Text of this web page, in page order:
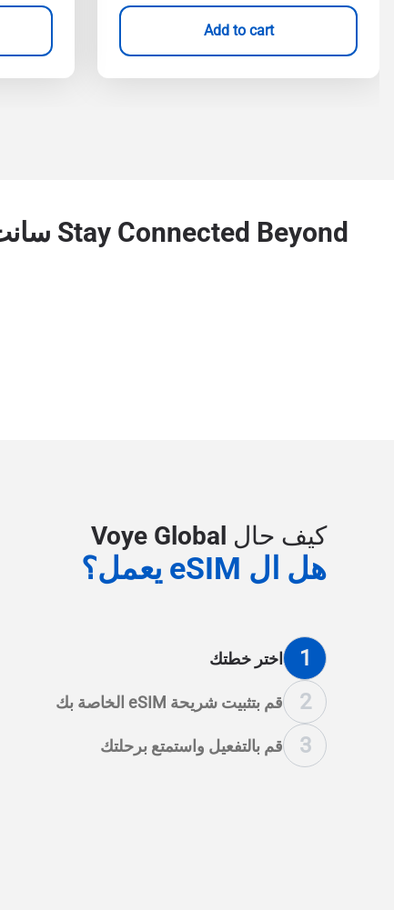
Add to cart
كيف حال Voye Global
هل ال eSIM يعمل؟
1 اختر خطتك
2 قم بتثبيت شريحة eSIM الخاصة بك
3 قم بالتفعيل واستمتع برحلتك